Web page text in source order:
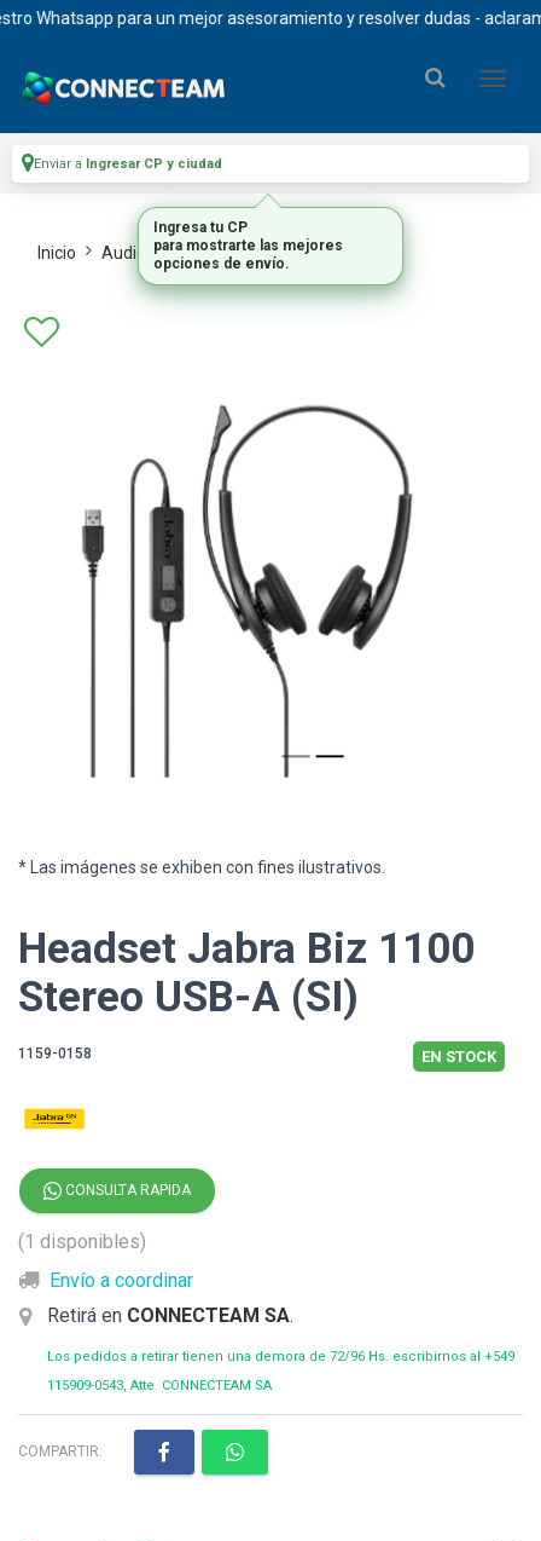
Whatsapp para un mejor asesoramiento y resolver dudas -
Enviar a Ingresar CP y ciudad
Inicio Audio Headsets Y Video Auriculares
* Las imágenes se exhiben con fines ilustrativos.
Headset Jabra Biz 1100
Stereo USB-A (SI)
1159-0158 EN STOCK
CONSULTA RAPIDA
(1 disponibles)
Envío a coordinar
Retirá en CONNECTEAM SA.
Los pedidos a retirar tienen una demora de 72/96 Hs. escribirnos al +549
115909-0543, Atte. CONNECTEAM SA
COMPARTIR:
Ingresa tu CP
para mostrarte las mejores
opciones de envío.